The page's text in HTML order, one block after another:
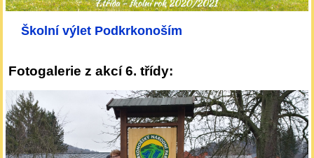
Školní výlet Podkrkonoším
Fotogalerie z akcí 6. třídy: